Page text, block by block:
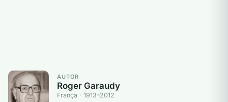
AUTOR
Roger Garaudy
França · 1913–2012